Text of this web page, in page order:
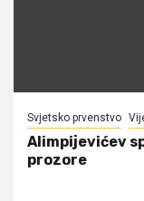
Svjetsko prvenstvo
Alimpijevićev
prozore